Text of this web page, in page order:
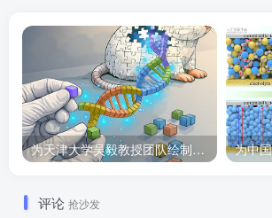
为天津大学吴毅教授团队绘制的Cell子刊封面作品
评论 抢沙发